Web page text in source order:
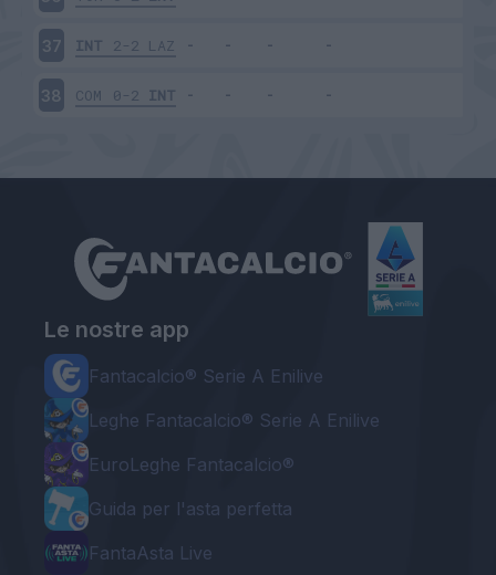
37 INT 2-2 LAZ
38 COM 0-2 INT
Le nostre app
Fantacalcio® Serie A Enilive
Leghe Fantacalcio® Serie A Enilive
EuroLeghe Fantacalcio®
Guida per l'asta perfetta
FantaAsta Live